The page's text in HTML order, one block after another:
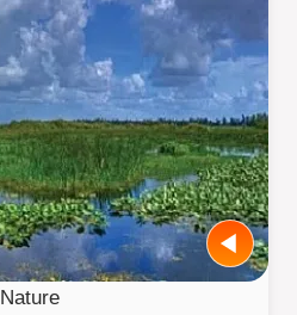
Nature